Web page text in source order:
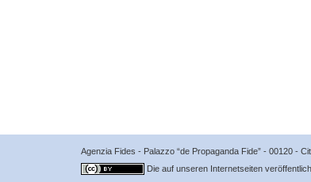
Agenzia Fides - Palazzo “de Propaganda Fide” - 00120 -
Die auf unseren Internetseiten